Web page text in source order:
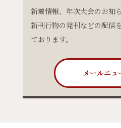
新着情報、年次大会のお知
新刊行物の発刊などの配信
ております。
メールニュ